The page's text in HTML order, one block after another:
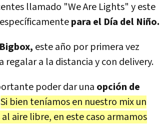
llamado "We Are Lights" y este
para el Día del Niño.
Bigbox, este año por primera vez
a la distancia y con delivery.
poder dar una opción de
Si bien teníamos en nuestro mix un
aire libre, en este caso armamos